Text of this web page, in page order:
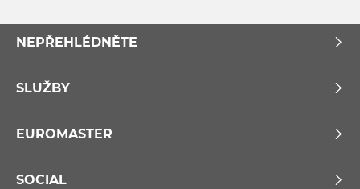
NEPŘEHLÉDNĚTE
SLUŽBY
EUROMASTER
SOCIAL